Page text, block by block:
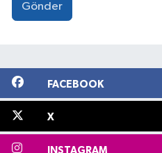
Gönder
FACEBOOK
X
INSTAGRAM